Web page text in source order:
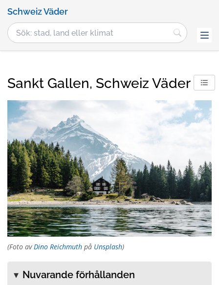
Schweiz Väder
Sankt Gallen, Schweiz Väder
(Foto av Dino Reichmuth på Unsplash)
Nuvarande förhållanden